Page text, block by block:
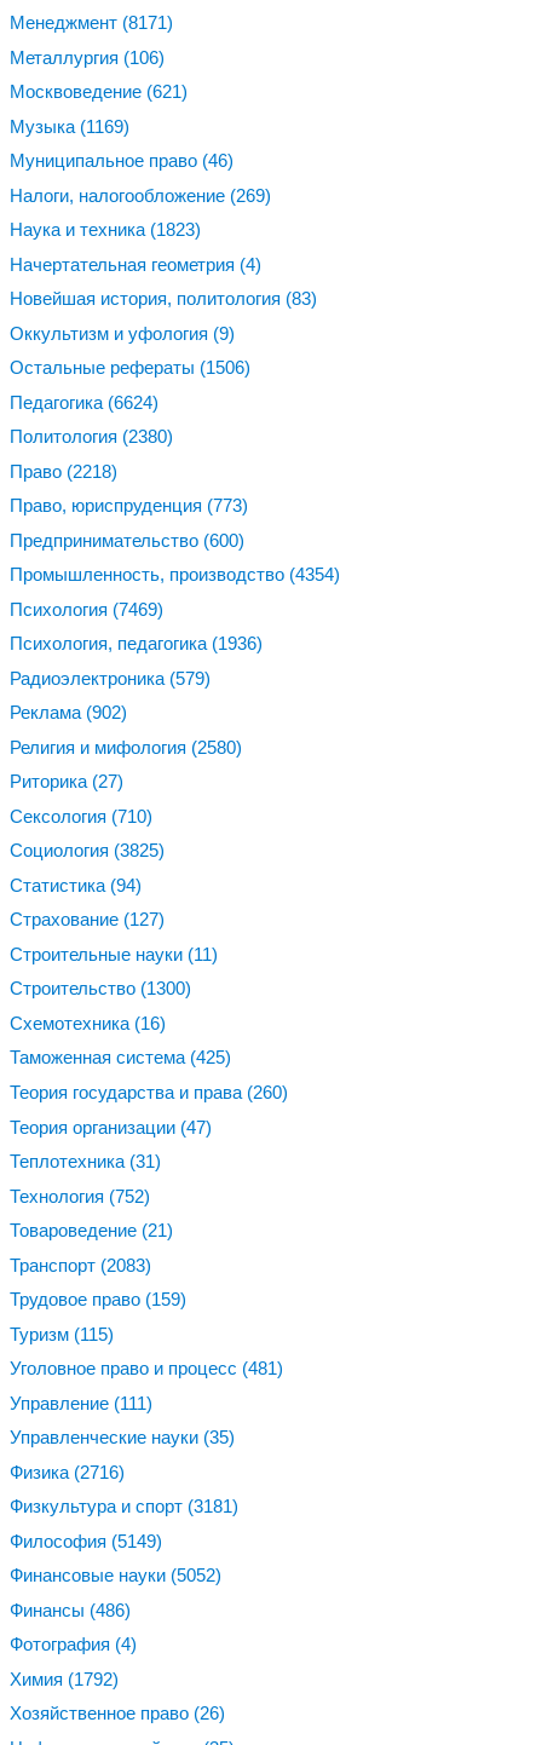
Менеджмент (8171)
Металлургия (106)
Москвоведение (621)
Музыка (1169)
Муниципальное право (46)
Налоги, налогообложение (269)
Наука и техника (1823)
Начертательная геометрия (4)
Новейшая история, политология (83)
Оккультизм и уфология (9)
Остальные рефераты (1506)
Педагогика (6624)
Политология (2380)
Право (2218)
Право, юриспруденция (773)
Предпринимательство (600)
Промышленность, производство (4354)
Психология (7469)
Психология, педагогика (1936)
Радиоэлектроника (579)
Реклама (902)
Религия и мифология (2580)
Риторика (27)
Сексология (710)
Социология (3825)
Статистика (94)
Страхование (127)
Строительные науки (11)
Строительство (1300)
Схемотехника (16)
Таможенная система (425)
Теория государства и права (260)
Теория организации (47)
Теплотехника (31)
Технология (752)
Товароведение (21)
Транспорт (2083)
Трудовое право (159)
Туризм (115)
Уголовное право и процесс (481)
Управление (111)
Управленческие науки (35)
Физика (2716)
Физкультура и спорт (3181)
Философия (5149)
Финансовые науки (5052)
Финансы (486)
Фотография (4)
Химия (1792)
Хозяйственное право (26)